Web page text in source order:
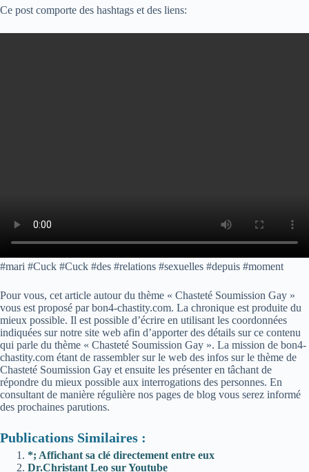
Ce post comporte des hashtags et des liens:
#mari #Cuck #Cuck #des #relations #sexuelles #depuis #moment
Pour vous, cet article autour du thème « Chasteté Soumission Gay »
vous est proposé par bon4-chastity.com. La chronique est produite du
mieux possible. Il est possible d’écrire en utilisant les coordonnées
indiquées sur notre site web afin d’apporter des détails sur ce contenu
qui parle du thème « Chasteté Soumission Gay ». La mission de bon4-
chastity.com étant de rassembler sur le web des infos sur le thème de
Chasteté Soumission Gay et ensuite les présenter en tâchant de
répondre du mieux possible aux interrogations des personnes. En
consultant de manière régulière nos pages de blog vous serez informé
des prochaines parutions.
Publications Similaires :
*; Affichant sa clé directement entre eux
Dr.Christant Leo sur Youtube